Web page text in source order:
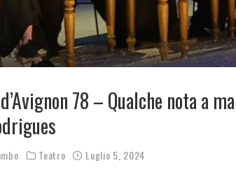
78 – Qualche nota a
Teatro Luglio 5, 2024